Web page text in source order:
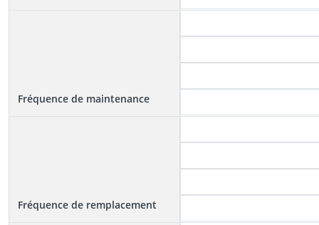
Fréquence de maintenance
Fréquence de remplacement